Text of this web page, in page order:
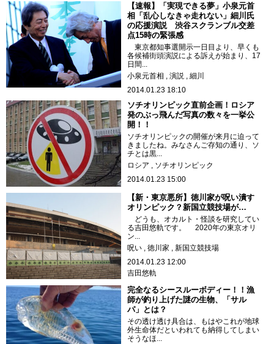
【速報】「実現できる夢」小泉元首
相「乱心しなきゃ走れない」細川氏
の応援演説 渋谷スクランブル交差
点15時の緊張感
東京都知事選開示一日目より、早くも
各候補街頭演説による訴えが始まり、17
日間...
小泉元首相
演説
細川
2014.01.23 18:10
ソチオリンピック直前企画！ロシア
発のぶっ飛んだ写真の数々を一挙公
開！！
ソチオリンピックの開催が来月に迫って
きましたね。みなさんご存知の通り、ソ
チとは黒...
ロシア
ソチオリンピック
2014.01.23 15:00
【新・東京悪所】徳川家が呪い潰す
オリンピック？新国立競技場が…
どうも、オカルト・怪談を研究してい
る吉田悠軌です。 2020年の東京オリ
ン...
呪い
徳川家
新国立競技場
2014.01.23 12:00
吉田悠軌
完全なるシースルーボディー！！漁
師が釣り上げた謎の生物、「サル
パ」とは？
その透け透け具合は、もはやこれが地球
外生命体だといわれても納得してしまい
そうなほ...